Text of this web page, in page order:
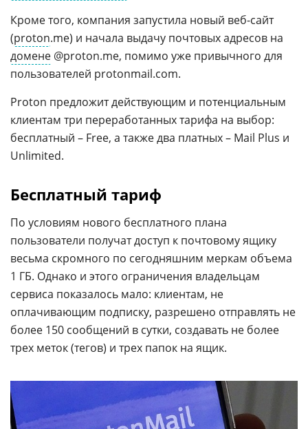
Кроме того, компания запустила новый веб-сайт
(proton.me) и начала выдачу почтовых адресов на
домене @proton.me, помимо уже привычного для
пользователей protonmail.com.
Proton предложит действующим и потенциальным
клиентам три переработанных тарифа на выбор:
бесплатный – Free, а также два платных – Mail Plus и
Unlimited.
Бесплатный тариф
По условиям нового бесплатного плана
пользователи получат доступ к почтовому ящику
весьма скромного по сегодняшним меркам объема
1 ГБ. Однако и этого ограничения владельцам
сервиса показалось мало: клиентам, не
оплачивающим подписку, разрешено отправлять не
более 150 сообщений в сутки, создавать не более
трех меток (тегов) и трех папок на ящик.